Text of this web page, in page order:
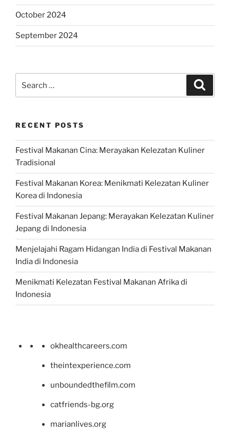
October 2024
September 2024
for:
RECENT POSTS
Festival Makanan Cina: Merayakan Kelezatan Kuliner
Tradisional
Festival Makanan Korea: Menikmati Kelezatan Kuliner
Korea di Indonesia
Festival Makanan Jepang: Merayakan Kelezatan Kuliner
Jepang di Indonesia
Menjelajahi Ragam Hidangan India di Festival Makanan
India di Indonesia
Menikmati Kelezatan Festival Makanan Afrika di
Indonesia
okhealthcareers.com
theintexperience.com
unboundedthefilm.com
catfriends-bg.org
marianlives.org